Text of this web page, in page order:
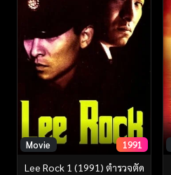
Movie 1991
Lee Rock 1 (1991) ตำรวจตัด